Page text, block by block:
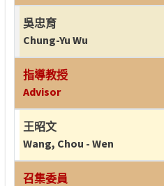
吳忠育
Chung-Yu Wu
指導教授
Advisor
王昭文
Wang, Chou - Wen
召集委員